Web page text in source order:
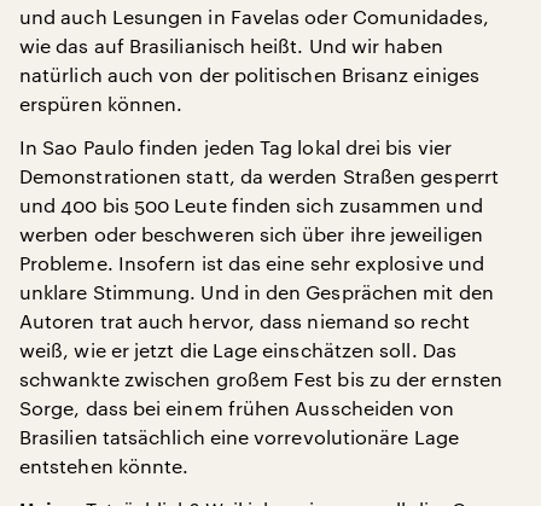
und auch Lesungen in Favelas oder Comunidades,
wie das auf Brasilianisch heißt. Und wir haben
natürlich auch von der politischen Brisanz einiges
erspüren können.
In Sao Paulo finden jeden Tag lokal drei bis vier
Demonstrationen statt, da werden Straßen gesperrt
und 400 bis 500 Leute finden sich zusammen und
werben oder beschweren sich über ihre jeweiligen
Probleme. Insofern ist das eine sehr explosive und
unklare Stimmung. Und in den Gesprächen mit den
Autoren trat auch hervor, dass niemand so recht
weiß, wie er jetzt die Lage einschätzen soll. Das
schwankte zwischen großem Fest bis zu der ernsten
Sorge, dass bei einem frühen Ausscheiden von
Brasilien tatsächlich eine vorrevolutionäre Lage
entstehen könnte.